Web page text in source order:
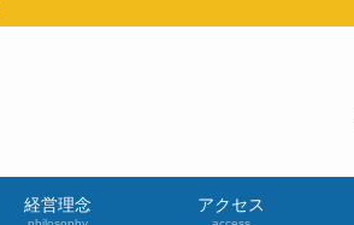
経営理念 アクセス